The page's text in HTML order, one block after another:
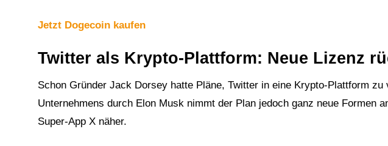
Jetzt Dogecoin kaufen
Twitter als Krypto-Plattform: Neue Lizenz
Schon Gründer Jack Dorsey hatte Pläne, Twitter in eine Krypto-Plattform zu
Unternehmens durch Elon Musk nimmt der Plan jedoch ganz neue Formen
Super-App X näher.